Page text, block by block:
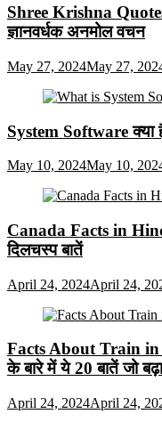
Shree Krishna
ज्ञानवर्धक अनमोल वचन
May 27, 2024May 27,
System Software
May 10, 2024May 10,
Canada Facts in
दिलचस्प बातें
April 24, 2024April 24,
Facts About Train in
के बारे में ये 20 बातें जो
April 24, 2024April 24,